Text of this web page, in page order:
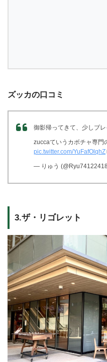
ズッカの口コミ
御影帰ってきて、少しブ
zuccaていうカボチャ専門
pic.twitter.com/YuFafOlqhZ
— りゅう
3.ザ・リゴレット